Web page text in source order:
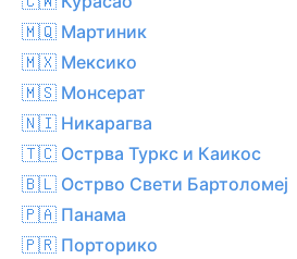
🇲🇶 Мартиник
🇲🇽 Мексико
🇲🇸 Монсерат
🇳🇮 Никарагва
🇹🇨 Острва Туркс и Каикос
🇧🇱 Острво Свети Бартоломеј
🇵🇦 Панама
🇵🇷 Порторико